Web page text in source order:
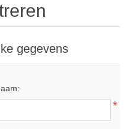
gegevens
*